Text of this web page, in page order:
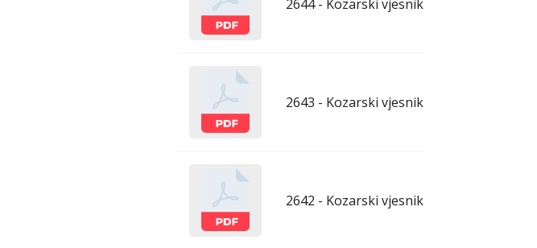
2644 - Kozarski vjesnik - 5.6.2026.
2643 - Kozarski vjesnik - 29.5.2026.
2642 - Kozarski vjesnik - 22.5.2026.